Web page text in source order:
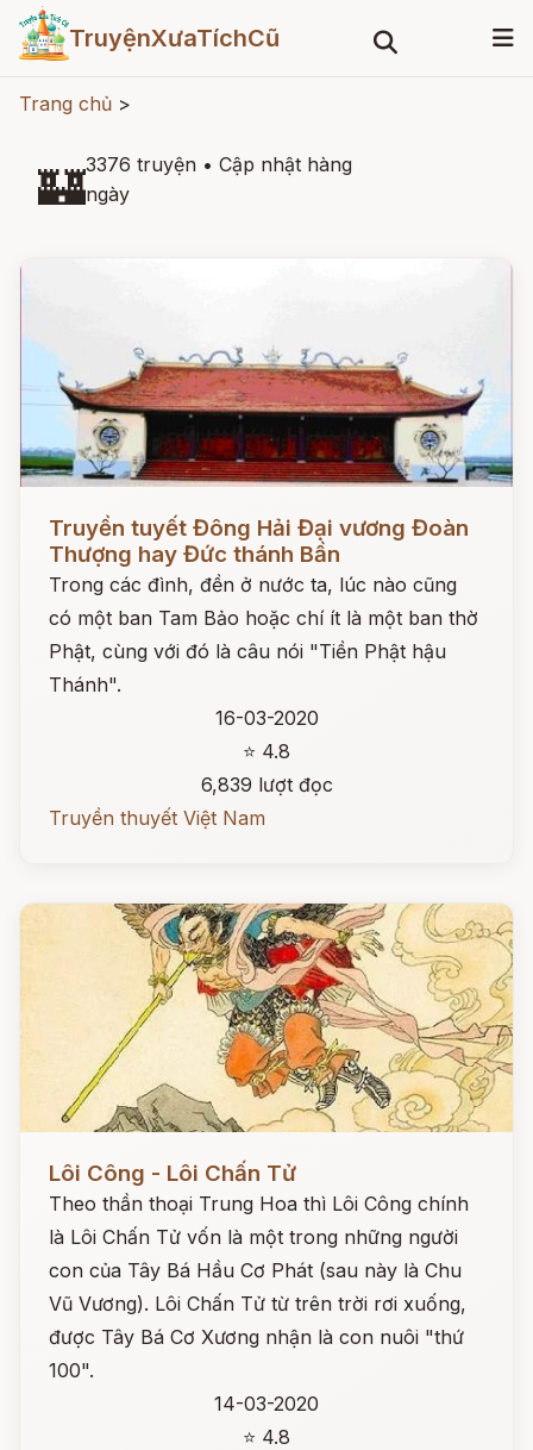
TruyệnXưaTíchCũ
Trang chủ >
🏰3376 truyện • Cập nhật hàng
ngày
Đọc ngay
Truyền tuyết Đông Hải Đại vương Đoàn
Thượng hay Đức thánh Bần
Trong các đình, đền ở nước ta, lúc nào cũng
có một ban Tam Bảo hoặc chí ít là một ban thờ
Phật, cùng với đó là câu nói "Tiền Phật hậu
Thánh".
16-03-2020
⭐ 4.8
6,839 lượt đọc
Truyền thuyết Việt Nam
Lôi Công - Lôi Chấn Tử
Theo thần thoại Trung Hoa thì Lôi Công chính
là Lôi Chấn Tử vốn là một trong những người
con của Tây Bá Hầu Cơ Phát (sau này là Chu
Vũ Vương). Lôi Chấn Tử từ trên trời rơi xuống,
được Tây Bá Cơ Xương nhận là con nuôi "thứ
100".
14-03-2020
⭐ 4.8